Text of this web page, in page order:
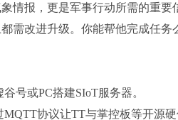
情报，更是军事行动所需的重
需改进升级。你能帮他完成任务
号或PC搭建SIoT服务器。
协议让TT与掌控板等开源硬